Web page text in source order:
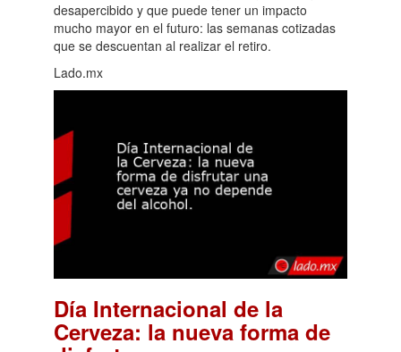
desapercibido y que puede tener un impacto
mucho mayor en el futuro: las semanas cotizadas
que se descuentan al realizar el retiro.
Lado.mx
Día Internacional de la
Cerveza: la nueva forma de